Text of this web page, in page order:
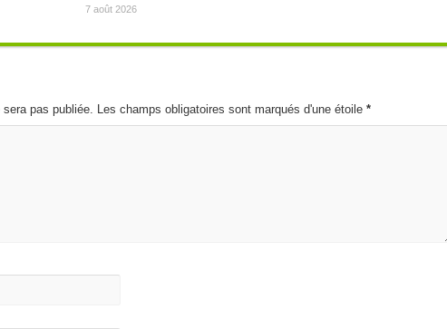
7 août 2026
pas publiée. Les champs obligatoires sont marqués d'une étoile *